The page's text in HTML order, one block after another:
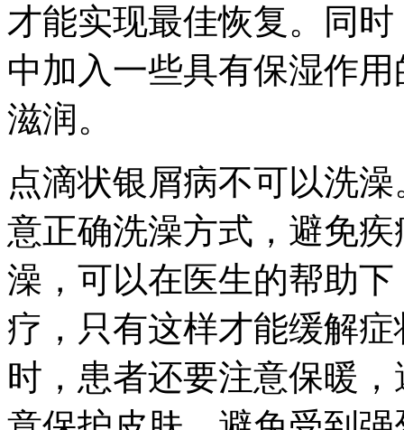
才能实现最佳恢复。同
中加入一些具有保湿作
滋润。
点滴状银屑病不可以洗
意正确洗澡方式，避免
澡，可以在医生的帮助
疗，只有这样才能缓解
时，患者还要注意保暖